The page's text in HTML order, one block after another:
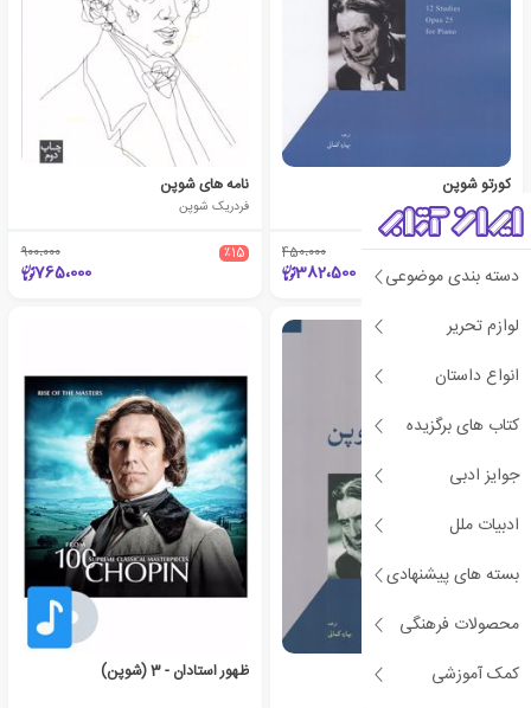
دسته بندی موضوعی
لوازم تحریر
انواع داستان
کتاب های برگزیده
جوایز ادبی
ادبیات ملل
بسته های پیشنهادی
محصولات فرهنگی
کمک آموزشی
کورتو شوپن
فردریک شوپن
٪15 450،000
382،500
نامه های شوپن
فردریک شوپن
٪15 900،000
765،000
کورتو شوپن ظهور استادان - 3 (شوپن)